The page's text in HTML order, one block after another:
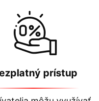
prístup